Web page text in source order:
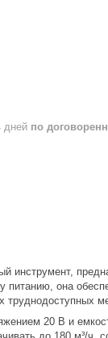
дней по
инструмент,
она
20 В и